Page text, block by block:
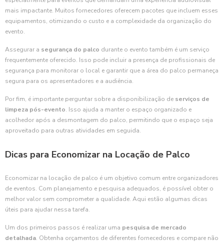
mais impactante. Muitos fornecedores oferecem pacotes que incluem esses
equipamentos, otimizando o custo e a complexidade da organização do
evento.
Assegurar a segurança do palco durante o evento também é um serviço
frequentemente oferecido. Isso pode incluir a presença de profissionais de
segurança para monitorar o local e garantir que a área do palco permaneça
segura para os apresentadores e a audiência.
Por fim, é importante perguntar sobre a disponibilização de serviços de
limpeza pós-evento. Isso ajuda a manter o espaço organizado e
acolhedor após a desmontagem do palco, permitindo que o espaço seja
aproveitado para outras atividades em seguida.
Dicas para Economizar na Locação de Palco
Economizar na locação de palco é um objetivo comum entre organizadores
de eventos. Com planejamento e pesquisa adequados, é possível obter o
melhor valor sem comprometer a qualidade. Aqui estão algumas dicas
úteis para ajudar nessa tarefa.
Um dos primeiros passos é realizar uma pesquisa de mercado
detalhada. Obtenha orçamentos de diferentes fornecedores e compare não